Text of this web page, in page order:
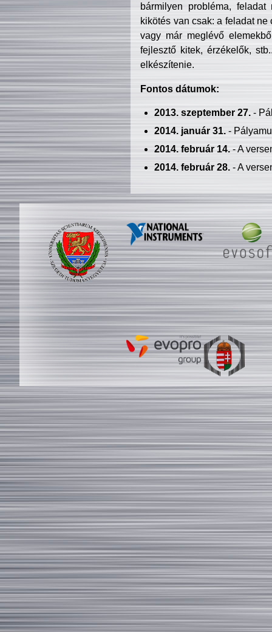
bármilyen probléma, feladat
kikötés van csak: a feladat
vagy már meglévő
fejlesztő kitek, érzékelők,
elkészítenie.
Fontos dátumok:
2013. szeptember 27.-
2014. január 31.-
2014. február 14.- A
2014. február 28.- A